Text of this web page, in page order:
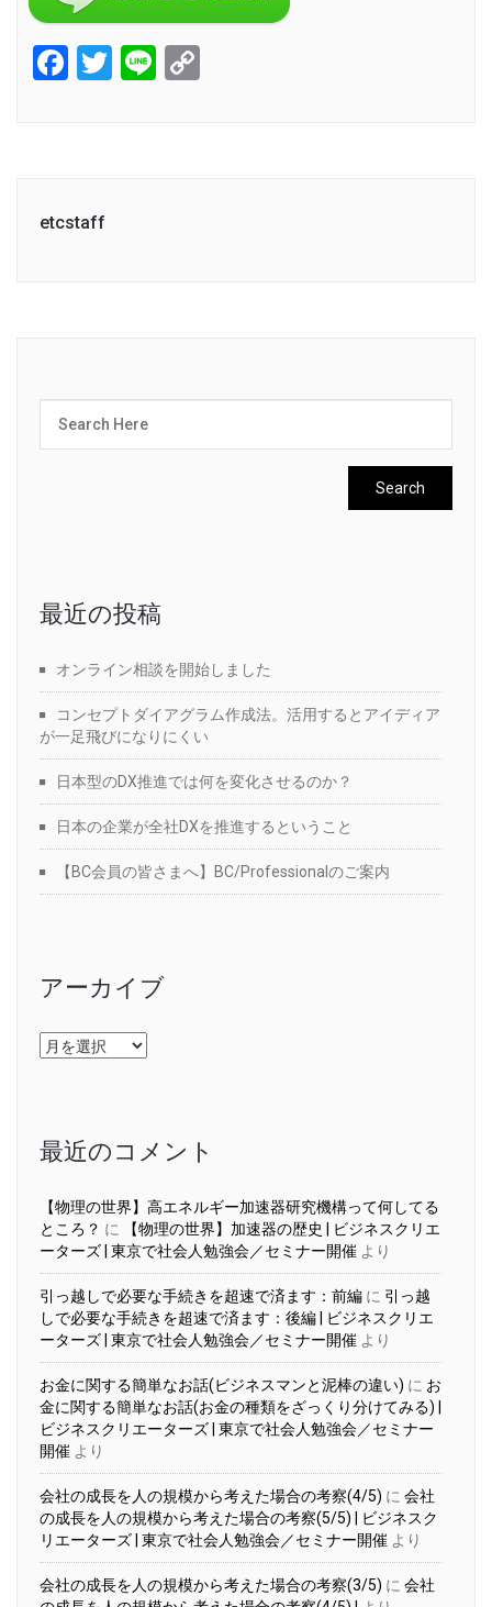
Facebook
Twitter
Line
etcstaff
最近の投稿
オンライン相談を開始しました
コンセプトダイアグラム作成法。活用するとアイディア
が一足飛びになりにくい
日本型のDX推進では何を変化させるのか？
日本の企業が全社DXを推進するということ
【BC会員の皆さまへ】BC/Professionalのご案内
アーカイブ
ア
ー
最近のコメント
【物理の世界】高エネルギー加速器研究機構って何してる
ところ？ に
【物理の世界】加速器の歴史 | ビジネスクリエ
ーターズ | 東京で社会人勉強会／セミナー開催 より
引っ越しで必要な手続きを超速で済ます：前編 に 引っ越
しで必要な手続きを超速で済ます：後編 | ビジネスクリエ
ーターズ | 東京で社会人勉強会／セミナー開催 より
お金に関する簡単なお話(ビジネスマンと泥棒の違い) に お
金に関する簡単なお話(お金の種類をざっくり分けてみる) |
ビジネスクリエーターズ | 東京で社会人勉強会／セミナー
開催 より
会社の成長を人の規模から考えた場合の考察(4/5) に 会社
の成長を人の規模から考えた場合の考察(5/5) | ビジネスク
リエーターズ | 東京で社会人勉強会／セミナー開催 より
会社の成長を人の規模から考えた場合の考察(3/5) に 会社